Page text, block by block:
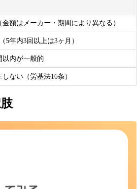
額はメーカー・期間により異なる）
5年内3回以上は3ヶ月）
以内が一般的
ない（労基法16条）